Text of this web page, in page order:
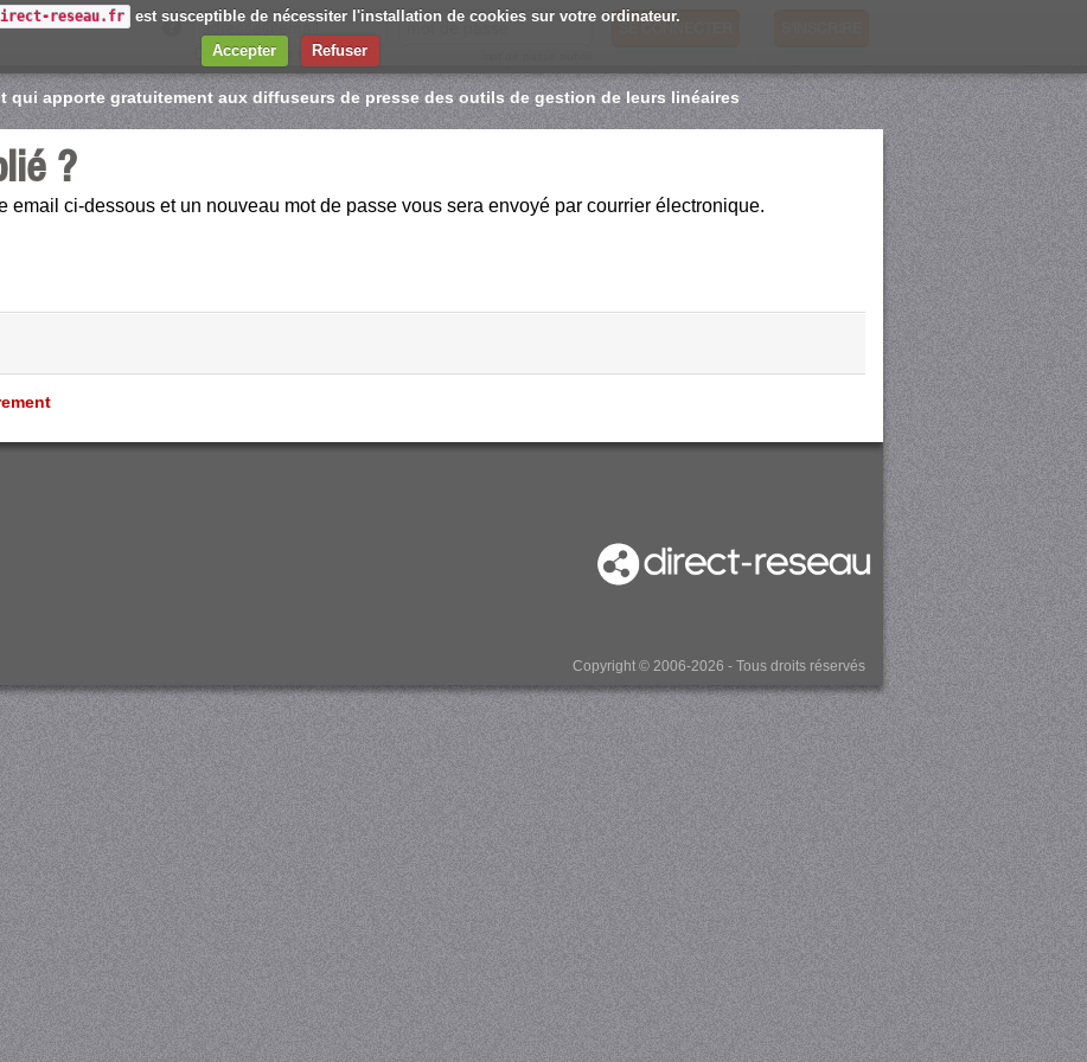
reseau.fr
est susceptible de nécessiter l'installation de cookies sur votre ordinateur.
Accepter
Refuser
Se souvenir de moi
qui apporte gratuitement aux diffuseurs de presse des outils de gestion de leurs linéaires
?
email ci-dessous et un nouveau mot de passe vous sera envoyé par courrier électronique.
Copyright © 2006-2026 - Tous droits réservés